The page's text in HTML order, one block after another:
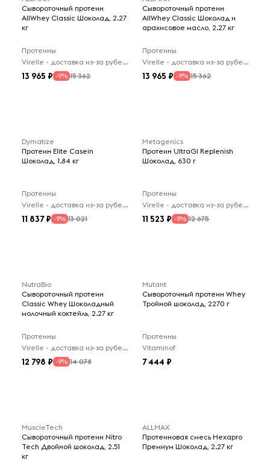
Сывороточный протеин
AllWhey Classic Шоколад, 2.27
кг
Протеины
Virelle - доставка из-за рубежа
13 965 -9% 15 362
Сывороточный протеин
AllWhey Classic Шоколад и
арахисовое масло, 2.27 кг
Протеины
Virelle - доставка из-за рубежа
13 965 -9% 15 362
Dymatize
Протеин Elite Casein
Шоколад, 1.84 кг
Протеины
Virelle - доставка из-за рубежа
11 837 -9% 13 021
Metagenics
Протеин UltraGI Replenish
Шоколад, 630 г
Протеины
Virelle - доставка из-за рубежа
11 523 -9% 12 675
NutraBio
Сывороточный протеин
Classic Whey Шоколадный
молочный коктейль, 2.27 кг
Протеины
Virelle - доставка из-за рубежа
12 798 -9% 14 078
Mutant
Сывороточный протеин Whey
Тройной шоколад, 2270 г
Протеины
Vitaminof
7 444
MuscleTech
Сывороточный протеин Nitro
Tech Двойной шоколад, 2.51
кг
ALLMAX
Протеиновая смесь Hexapro
Премиум Шоколад, 2.27 кг